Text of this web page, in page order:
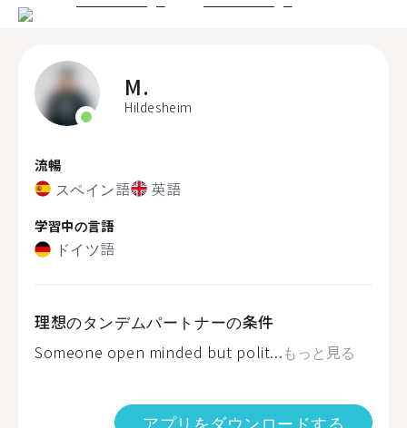
M.
Hildesheim
流暢
スペイン語 英語
学習中の言語
ドイツ語
理想のタンデムパートナーの条件
Someone open minded but polit...もっと見る
アプリをダウンロードする